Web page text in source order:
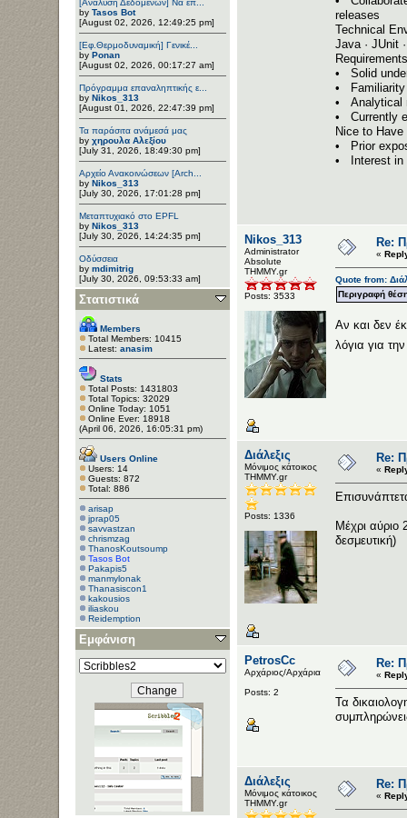
by Tasos Bot
[August 02, 2026, 12:49:25 pm]
[Εφ.Θερμοδυναμική] Γενικέ...
by Ponan
[August 02, 2026, 00:17:27 am]
Πρόγραμμα επαναληπτικής ε...
by Nikos_313
[August 01, 2026, 22:47:39 pm]
Τα παράσιτα ανάμεσά μας
by χηρουλα Αλεξίου
[July 31, 2026, 18:49:30 pm]
Αρχείο Ανακοινώσεων [Arch...
by Nikos_313
[July 30, 2026, 17:01:28 pm]
Μεταπτυχιακό στο EPFL
by Nikos_313
[July 30, 2026, 14:24:35 pm]
Οδύσσεια
by mdimitrig
[July 30, 2026, 09:53:33 am]
Στατιστικά
Members
Total Members: 10415
Latest: anasim
Stats
Total Posts: 1431803
Total Topics: 32029
Online Today: 1051
Online Ever: 18918
(April 06, 2026, 16:05:31 pm)
Users Online
Users: 14
Guests: 872
Total: 886
arisap
jprap05
savvastzan
chrismzag
ThanosKoutsoump
Tasos Bot
Pakapis5
manmylonak
Thanasiscon1
kakousios
iliaskou
Reidemption
Εμφάνιση
releases
Technical
Java · JUnit
Requirements
• Solid
• Familiarity
• Analytical
• Currently
Nice to Have
• Prior
• Interest in
Nikos_313
Administrator
Αbsolute
ΤΗΜΜΥ.gr
Posts: 3533
Re:
«
Quote from:
Περιγραφή
Αν και δεν
λόγια για
Διάλεξις
Μόνιμος κάτοικος
ΤΗΜΜΥ.gr
Posts: 1336
Re:
«
Μέχρι αύριο
δεσμευτική)
PetrosCc
Αρχάριος/Αρχάρια
Posts: 2
Re:
«
Τα
Διάλεξις
Μόνιμος κάτοικος
ΤΗΜΜΥ.gr
Re:
«